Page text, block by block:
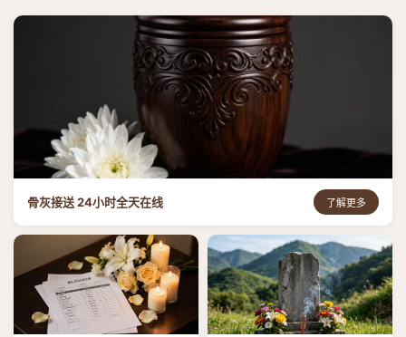
骨灰接送 24小时全天在线 了解更多